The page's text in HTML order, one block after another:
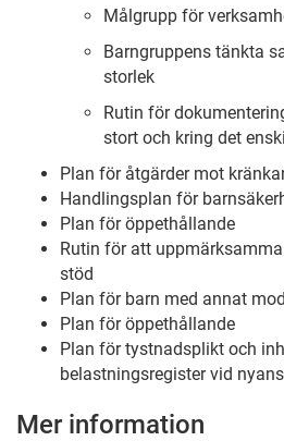
Målgrupp för
Barngruppens tänkta
storlek
Rutin för
stort och kring det
Plan för åtgärder mot
Handlingsplan för
Plan för öppethållande
Rutin för att
stöd
Plan för barn med annat
Plan för öppethållande
Plan för tystnadsplikt och
belastningsregister vid
Mer information